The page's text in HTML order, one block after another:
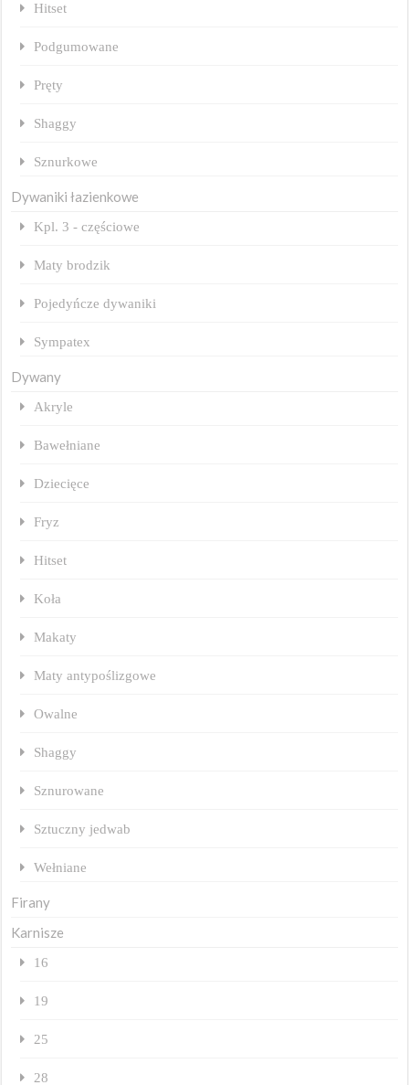
Hitset
Podgumowane
Pręty
Shaggy
Sznurkowe
Dywaniki łazienkowe
Kpl. 3 - częściowe
Maty brodzik
Pojedyńcze dywaniki
Sympatex
Dywany
Akryle
Bawełniane
Dziecięce
Fryz
Hitset
Koła
Makaty
Maty antypoślizgowe
Owalne
Shaggy
Sznurowane
Sztuczny jedwab
Wełniane
Firany
Karnisze
16
19
25
28